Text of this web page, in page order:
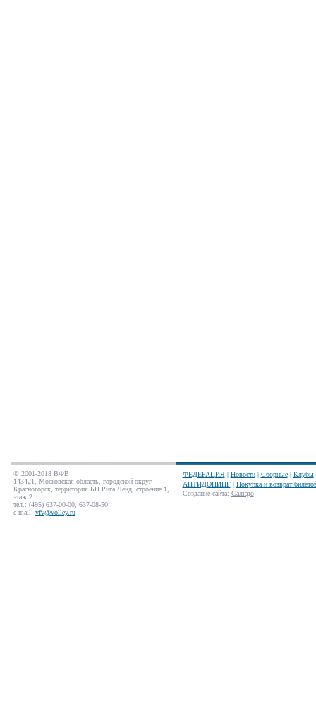
© 2001-2018 ВФВ
143421, Московская область, городской округ
Красногорск, территория БЦ Рига Ленд, строение 1,
этаж 2
тел.: (495) 637-00-00, 637-08-50
e-mail: vfv@volley.ru
ФЕДЕРАЦИЯ| Новости| Сборные| Клубы
АНТИДОПИНГ| Покупка и возврат
Создание сайта: Салюдо